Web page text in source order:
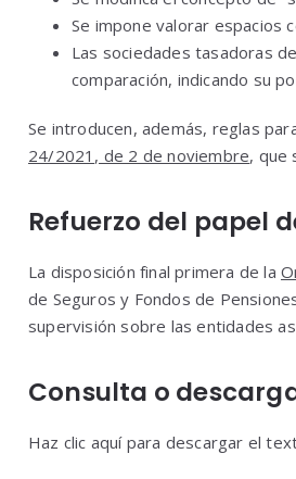
Se impone valorar espacios
Las sociedades tasadoras
comparación, indicando su
Se introducen, además, reglas
24/2021, de 2 de noviembre, que
Refuerzo del papel
La disposición final primera de la
de Seguros y Fondos de
supervisión sobre las entidades
Consulta o
Haz clic aquí para descargar el